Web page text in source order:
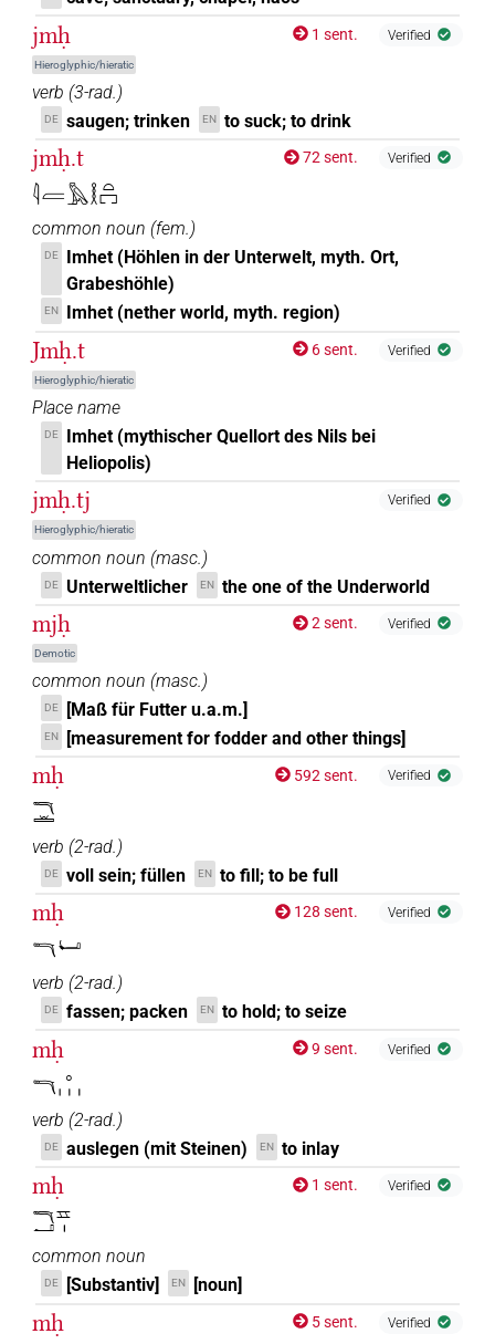
jmḥ
Hieroglyphic/hieratic
1 sent. Verified
verb (3-rad.)
DE saugen; trinken EN to suck; to drink
jmḥ.t
𓇋𓐝𓅓𓎛𓏏𓉐
72 sent. Verified
common noun (fem.)
DE
Imhet (Höhlen in der Unterwelt, myth. Ort,
Grabeshöhle)
EN Imhet (nether world, myth. region)
Jmḥ.t
Hieroglyphic/hieratic
6 sent. Verified
Place name
DE
Imhet (mythischer Quellort des Nils bei
Heliopolis)
jmḥ.tj
Hieroglyphic/hieratic
Verified
common noun (masc.)
DE Unterweltlicher EN the one of the Underworld
mjḥ
Demotic
2 sent. Verified
common noun (masc.)
DE [Maß für Futter u.a.m.]
EN [measurement for fodder and other things]
mḥ
𓎔𓏛
592 sent. Verified
verb (2-rad.)
DE voll sein; füllen EN to fill; to be full
mḥ
𓎔𓂡
128 sent. Verified
verb (2-rad.)
DE fassen; packen EN to hold; to seize
mḥ
𓎔𓈒𓏥
9 sent. Verified
verb (2-rad.)
DE auslegen (mit Steinen) EN to inlay
mḥ
𓎔𓂝𓈇𓏤
1 sent. Verified
common noun
DE [Substantiv] EN [noun]
mḥ
5 sent. Verified